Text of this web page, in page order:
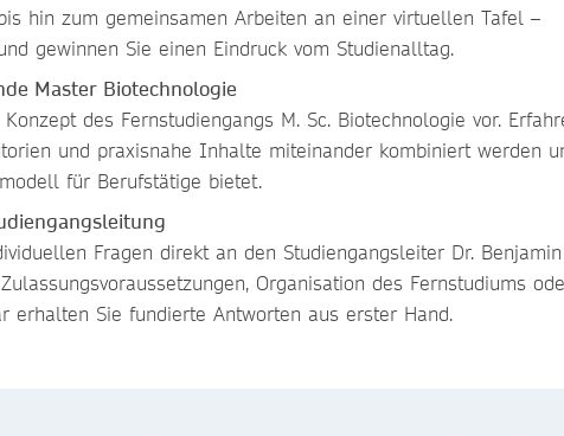
hin zum gemeinsamen Arbeiten an einer virtuellen Tafel –
gewinnen Sie einen Eindruck vom Studienalltag.
Master Biotechnologie
des Fernstudiengangs M. Sc. Biotechnologie vor.
und praxisnahe Inhalte miteinander kombiniert werden
für Berufstätige bietet.
Fragen direkt an den Studiengangsleiter Dr. Benjamin
Organisation des Fernstudiums
erhalten Sie fundierte Antworten aus erster Hand.